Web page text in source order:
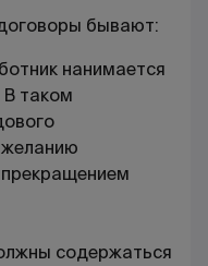
бывают:
нанимается
В таком
прекращением
содержаться